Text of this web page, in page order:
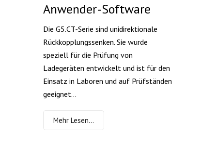
Anwender-Software
Die G5.CT-Serie sind unidirektionale
Rückkopplungssenken. Sie wurde
speziell für die Prüfung von
Ladegeräten entwickelt und ist für den
Einsatz in Laboren und auf Prüfständen
geeignet...
Mehr Lesen…